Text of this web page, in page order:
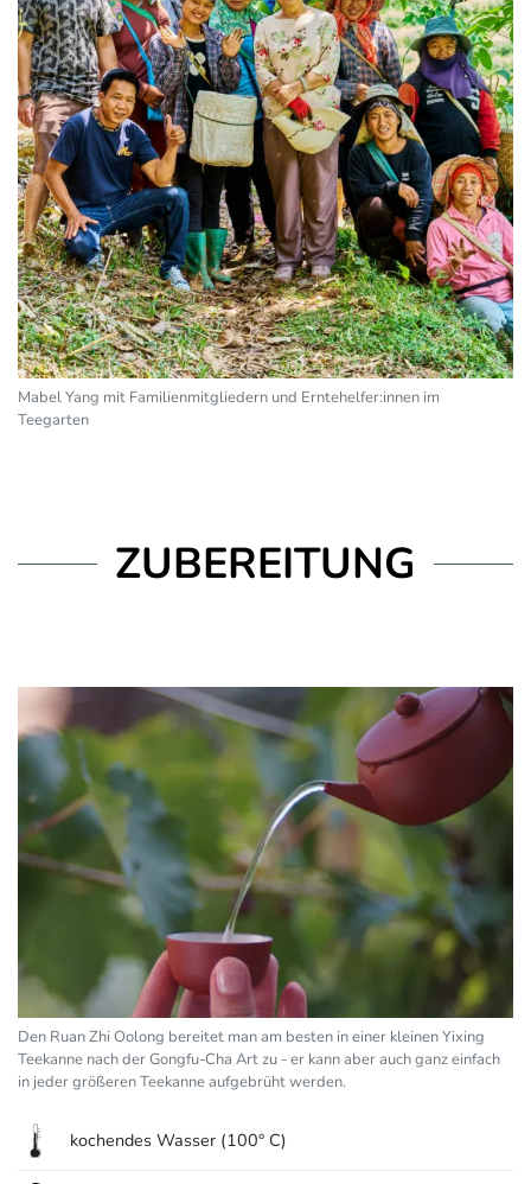
Mabel Yang mit Familienmitgliedern und Erntehelfer:innen im
Teegarten
ZUBEREITUNG
Den Ruan Zhi Oolong bereitet man am besten in einer kleinen Yixing
Teekanne nach der Gongfu-Cha Art zu - er kann aber auch ganz einfach
in jeder größeren Teekanne aufgebrüht werden.
kochendes Wasser (100° C)